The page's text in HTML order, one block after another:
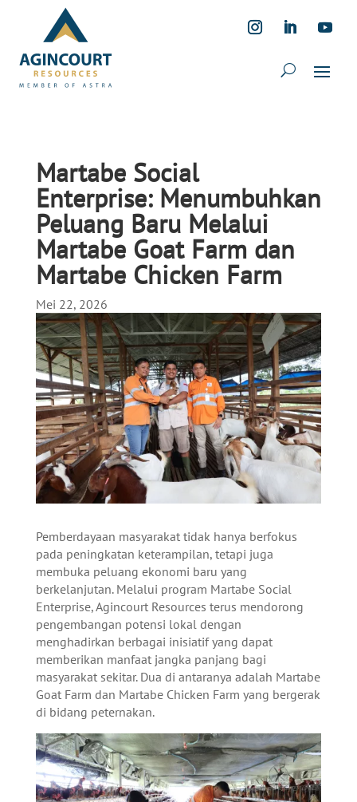
Martabe Social
Enterprise: Menumbuhkan
Peluang Baru Melalui
Martabe Goat Farm dan
Martabe Chicken Farm
Mei 22, 2026
Pemberdayaan masyarakat tidak hanya berfokus
pada peningkatan keterampilan, tetapi juga
membuka peluang ekonomi baru yang
berkelanjutan. Melalui program Martabe Social
Enterprise, Agincourt Resources terus mendorong
pengembangan potensi lokal dengan
menghadirkan berbagai inisiatif yang dapat
memberikan manfaat jangka panjang bagi
masyarakat sekitar. Dua di antaranya adalah Martabe
Goat Farm dan Martabe Chicken Farm yang bergerak
di bidang peternakan.